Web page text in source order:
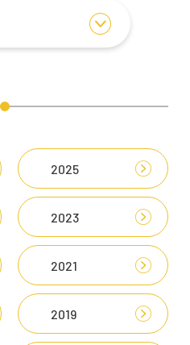
2025
2023
2021
2019